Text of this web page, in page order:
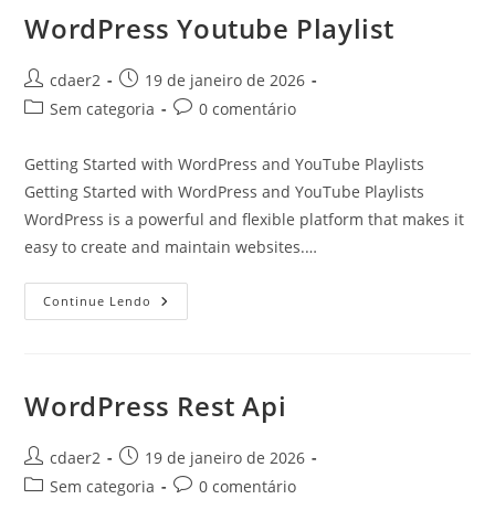
WordPress Youtube Playlist
Autor
do
cdaer2
Post
publicado:
19 de janeiro de 2026
Categoria
post:
Sem categoria
Comentários
post:
0 comentário
Getting Started with WordPress and YouTube Playlists
Getting Started with WordPress and YouTube Playlists
WordPress is a powerful and flexible platform that makes it
easy to create and maintain websites.…
Continue Lendo WordPress
Youtube
WordPress Rest Api
Autor
do
cdaer2
Post
publicado:
19 de janeiro de 2026
Categoria
Sem categoria
Comentários
0 comentário